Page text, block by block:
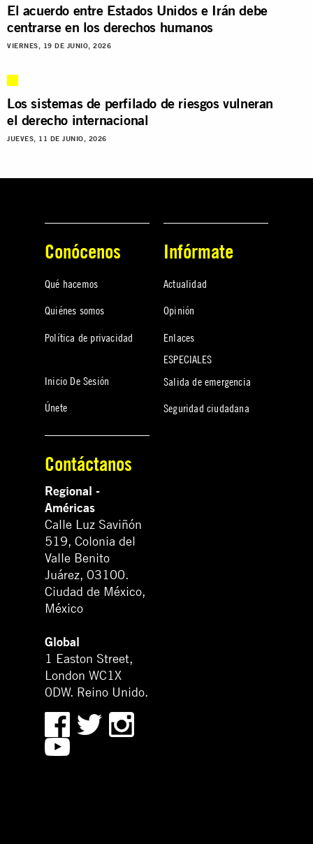
El acuerdo entre Estados Unidos e Irán debe
centrarse en los derechos humanos
VIERNES, 19 DE JUNIO, 2026
Los sistemas de perfilado de riesgos vulneran
el derecho internacional
JUEVES, 11 DE JUNIO, 2026
Conócenos
Qué hacemos
Quiénes somos
Política de privacidad
Inicio De Sesión
Únete
Infórmate
Actualidad
Opinión
Enlaces
ESPECIALES
Salida de emergencia
Seguridad ciudadana
Contáctanos
Regional -
Américas
Calle Luz Saviñón
519, Colonia del
Valle Benito
Juárez, 03100.
Ciudad de México,
México
Global
1 Easton Street,
London WC1X
0DW. Reino Unido.